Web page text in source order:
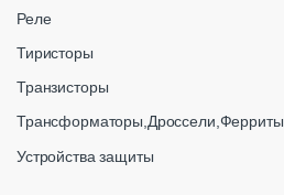
Реле
Тиристоры
Транзисторы
Трансформаторы,Дроссели,Ферриты
Устройства защиты